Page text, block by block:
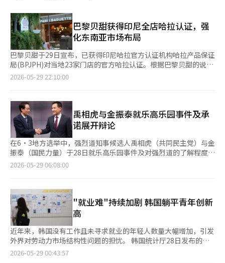
巴黎贝甜获得印尼全店哈拉认证，强
化东南亚市场布局
巴黎贝甜于29日宣布，已获得印尼哈拉官方认证机构哈拉产品保证
局(BPJPH)对当地23家门店的官方哈拉认证。根据巴黎贝甜的说
法，认证门店分布在雅加达、唐格朗、德波克、梅丹和泗水等地。
使用及卫生、生产、流通管理标准。在食品领域，原材料、制造、
储存和流通过程都必须符合标准。自2019年起，印尼基于印尼伊
斯兰教士协会(MUI)的哈拉判定，由BPJPH发放最终认证。此次认
证涵盖了面包、糕点、蛋糕、热饮和饮料等全菜单。巴黎贝甜表
示，已在印尼全境的原材料供应链、生产和门店运营中满足哈拉标
准。印尼是全球穆斯林人口最多的国家，单一国家标准下，穆斯林
人口约达2亿4000万，被视为全球哈拉市场的核心据点。巴黎贝甜
获得印尼全店认证，旨在提升当地消费者的信任度，并为门店扩展
伊斯兰宗教委员会)官方哈拉认证。去年在马来西亚柔佛州建成了
12900平方米的哈拉认证生产中心，逐步建立起从生产到流通、门
店运营的东南亚哈拉运营体系。巴黎贝甜相关人士表示：“未来将
继续加强反映当地消费者生活方式和文化特征的产品和服务，扩大
全球客户群。”此外，巴黎贝甜自2004年在中国上海开设首家海
外门店以来，已在15个国家开设了730多家海外门店。去年9月，
巴黎贝甜在美国德克萨斯州贝里森市投资290亿韩元，启动建设一
座28000平方米的面包工厂，计划于2027年完工，该工厂将作为向
2026-05-29 22:10:00
禹相虎与金振泰就乐高乐园事件及承
诺展开辩论
在6·3地方选举中，强烈道知事候选人禹相虎（共同民主党）与金
振泰（国民力量）于28日就乐高乐园事件及对强烈道的了解程度展
开了激烈辩论。禹候选人强调自己是有实力的执政党候选人，金候
主办的强烈道知事候选人辩论会上，禹候选人指出：“乐高乐园事
件后，韩国经济受到了严重冲击。”他还提到：“根据维基百科，
历史上第一个说不偿还地方债务的人就是金候选人。”他补充
道：“当时担任经济副总理的国民力量大邱市长候选人朱景浩也表
示这是相当大的危机。” 对此，金候选人反驳道：“我从未说过
不偿还。”他表示：“如果这是金融干扰，那么李在明政府创造了
100万亿韩元的市场稳定资金，难道比我造成的金融危机还要严
重？李在明在担任城南市长时还宣布过暂停偿还。”金候选人特别
2026-05-29 06:08:00
"就业难"持续加剧 韩国躺平青年创新
高
近年来，韩国没有工作且未寻求就业的年轻人数量大幅增加，引发
外界对劳动力市场结构性问题的担忧。 韩国统计厅28日发布的经
济活动人口调查显示，今年4月，25岁至29岁非经济活动人口达
2026-05-29 00:43:57